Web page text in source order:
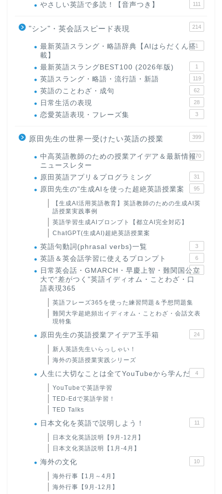
やさしい英語で多読！【音声つき】 111
"シン"・英会話スピード表現 214
最新英語スラング・略語辞典【AIはらだくん搭
載】
1
最新英語スラングBEST100 (2026年版) 1
英語スラング・略語・流行語・新語 119
英語のことわざ・成句 62
日常生活の表現 28
恋愛英語表現・フレーズ集 3
原田先生の世界一受けたい英語の授業 399
中高英語教師のための授業アイデア＆最新情報
ニュースレター
170
原田英語アプリ＆プログラミング 31
原田先生の"生成AIを使った超絶英語授業案 95
【生成AI活用英語教育】英語教師のための生成AI英
語授業実践事例
英語学習生成AIプロンプト【都立AI完全対応】
ChatGPT(生成AI)超絶英語授業案
英語句動詞(phrasal verbs)一覧 3
英語＆英会話学習に使えるプロンプト 6
日常英会話・GMARCH・早慶上智・難関国公立
大で“差がつく”英語イディオム・ことわざ・口
語表現365
22
英語フレーズ365を使った練習問題＆予想問題集
難関大学超絶頻出イディオム・ことわざ・会話文表
現特集
原田先生の英語授業アイデア玉手箱 24
新人英語先生いらっしゃい！
海外の英語授業実践シリーズ
人生に大切なことは全てYouTubeから学んだ 4
YouTubeで英語学習
TED-Edで英語学習！
TED Talks
日本文化を英語で説明しよう！ 11
日本文化英語説明【9月-12月】
日本文化英語説明【1月-4月】
海外の文化 10
海外行事【1月～4月】
海外行事【9月-12月】